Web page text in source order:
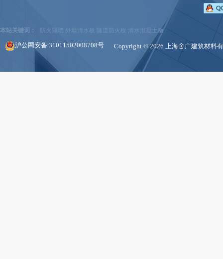
本站关键词： 防火隔墙 外墙清水板 隧道防火板 清水混凝土板
沪公网安备 31011502008708号 Copyright © 2026 上海舍广建筑材料